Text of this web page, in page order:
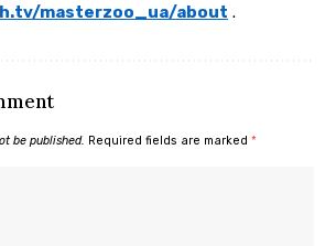
masterzoo_ua/about .
be published. Required fields are marked *